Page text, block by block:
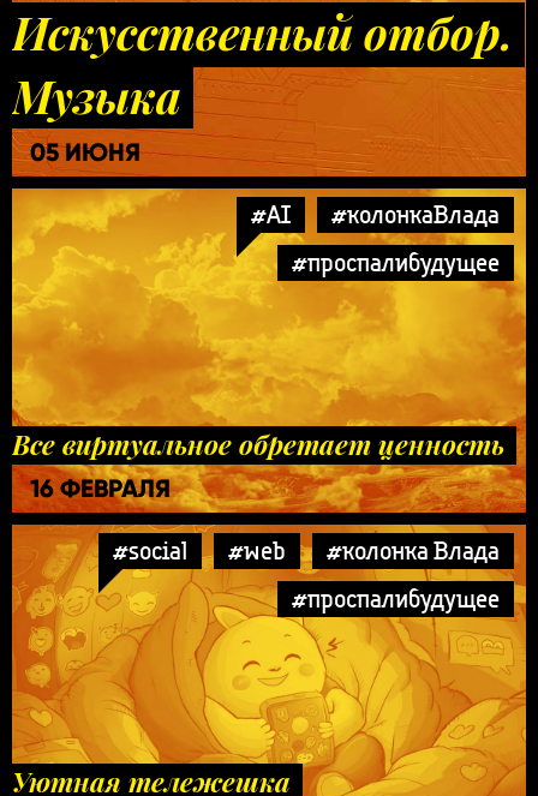
Искусственный отбор.
Музыка
05 ИЮНЯ
#AI
#колонкаВлада
#проспалибудущее
Все виртуальное обретает ценность
16 ФЕВРАЛЯ
#social #web
#колонка Влада
#проспалибудущее
Уютная тележешка